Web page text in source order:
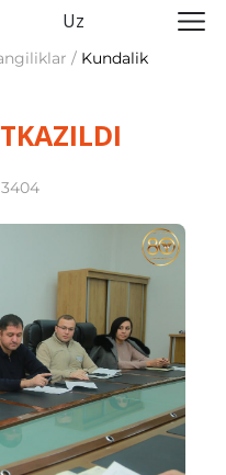
Uz
/ Kundalik
3404